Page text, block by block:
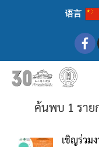
语言
ค้นพบ 1 ราย
เชิญร่วม